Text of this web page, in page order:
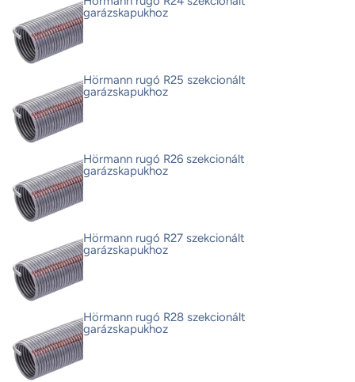
garázskapukhoz
Hörmann rugó R25 szekcionált
garázskapukhoz
Hörmann rugó R26 szekcionált
garázskapukhoz
Hörmann rugó R27 szekcionált
garázskapukhoz
Hörmann rugó R28 szekcionált
garázskapukhoz